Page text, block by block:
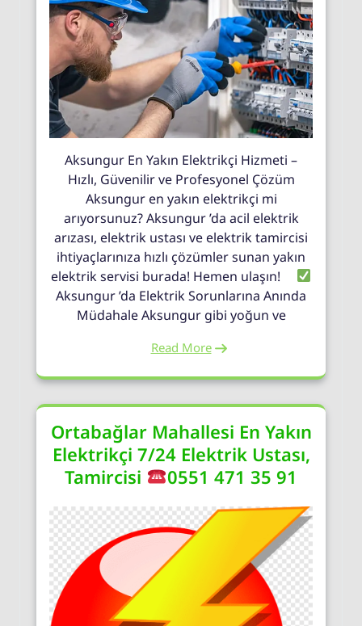
Aksungur En Yakın Elektrikçi Hizmeti –
Hızlı, Güvenilir ve Profesyonel Çözüm
Aksungur en yakın elektrikçi mi
arıyorsunuz? Aksungur ’da acil elektrik
arızası, elektrik ustası ve elektrik tamircisi
ihtiyaçlarınıza hızlı çözümler sunan yakın
elektrik servisi burada! Hemen ulaşın!
Aksungur ’da Elektrik Sorunlarına Anında
Müdahale Aksungur gibi yoğun ve
Read More
Ortabağlar Mahallesi En Yakın
Elektrikçi 7/24 Elektrik Ustası,
Tamircisi
0551 471 35 91